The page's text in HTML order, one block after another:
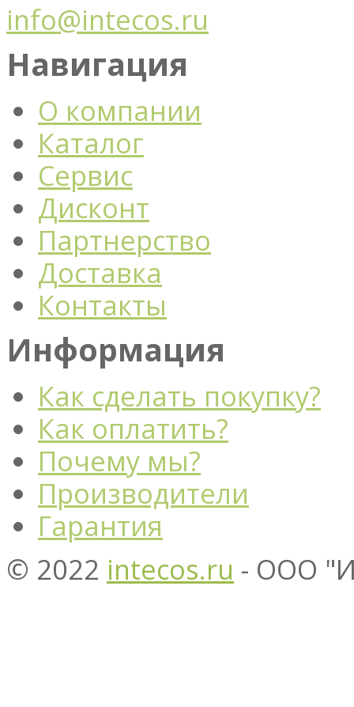
info@intecos.ru
Навигация
О компании
Каталог
Сервис
Дисконт
Партнерство
Доставка
Контакты
Информация
Как сделать покупку?
Как оплатить?
Почему мы?
Производители
Гарантия
© 2022 intecos.ru - ООО